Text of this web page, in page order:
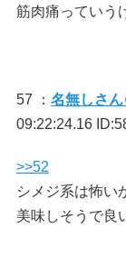
筋肉痛っていう
57 ： 名無しさん
09:22:24.16
>>52
シメジ系は怖い
美味しそうで良